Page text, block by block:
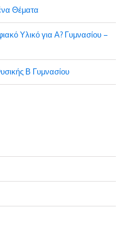
Θέματα
Υλικό για Α? Γυμνασίου –
Β Γυμνασίου